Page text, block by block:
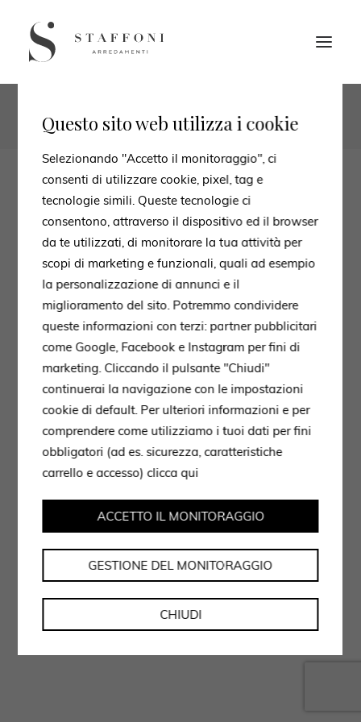
Questo sito web utilizza i cookie
Selezionando "Accetto il monitoraggio", ci
consenti di utilizzare cookie, pixel, tag e
tecnologie simili. Queste tecnologie ci
consentono, attraverso il dispositivo ed il browser
da te utilizzati, di monitorare la tua attività per
scopi di marketing e funzionali, quali ad esempio
la personalizzazione di annunci e il
miglioramento del sito. Potremmo condividere
queste informazioni con terzi: partner pubblicitari
come Google, Facebook e Instagram per fini di
marketing. Cliccando il pulsante "Chiudi"
continuerai la navigazione con le impostazioni
cookie di default. Per ulteriori informazioni e per
comprendere come utilizziamo i tuoi dati per fini
obbligatori (ad es. sicurezza, caratteristiche
carrello e accesso)clicca qui
CHIUDI
GESTIONE DEL MONITORAGGIO
ACCETTO IL MONITORAGGIO